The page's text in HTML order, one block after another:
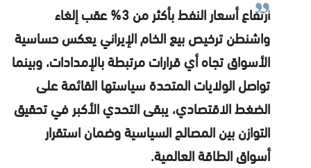
ارتفاع أسعار النفط بأكثر من 3% عقب إلغاء
واشنطن ترخيص بيع الخام الإيراني يعكس حساسية
الأسواق تجاه أي قرارات مرتبطة بالإمدادات، وبينما
تواصل الولايات المتحدة سياستها القائمة على
الضغط الاقتصادي، يبقى التحدي الأكبر في تحقيق
التوازن بين المصالح السياسية وضمان استقرار
أسواق الطاقة العالمية.